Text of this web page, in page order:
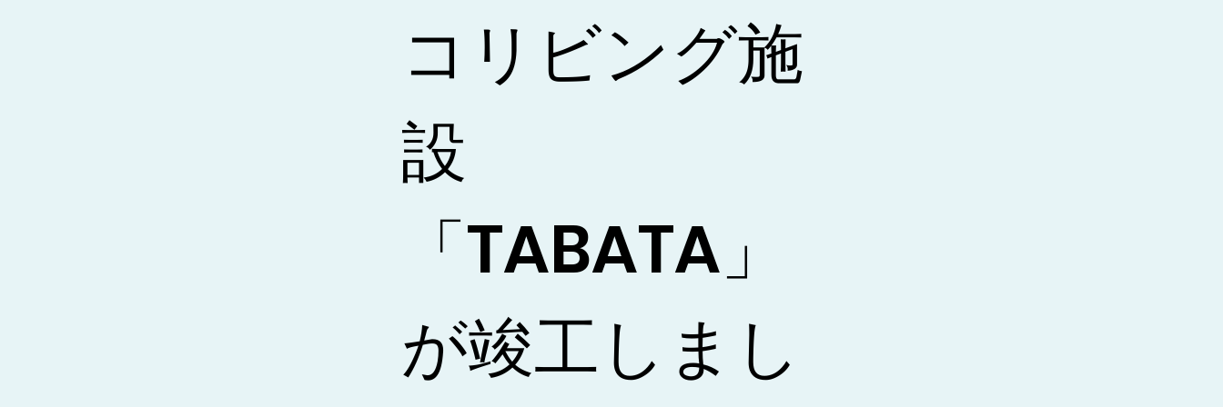
コリビング施
設
「TABATA」
が竣工しまし